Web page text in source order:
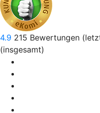
4.9 215 Bewertungen
(insgesamt)